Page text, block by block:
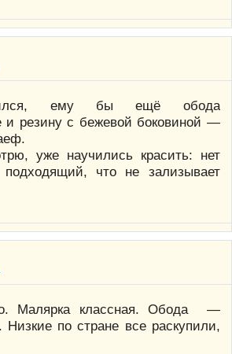
ему бы ещё обода
и резину с бежевой боковиной —
уже научились красить: нет
что не зализывает
Малярка классная. Обода —
Низкие по стране все раскупили,